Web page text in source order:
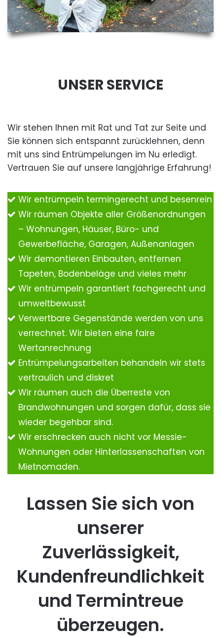
UNSER SERVICE
Wir stehen Ihnen mit Rat und Tat zur Seite und
Sie können sich entspannt zurücklehnen, denn
mit uns sind Entrümpelungen im Nu erledigt.
Vertrauen Sie auf unsere langjährige Erfahrung!
Wir entrümpeln termingerecht und besenrein
Wir räumen Objekte aller Größenordnungen
– Wohnungen, Häuser, Büro- und
Gewerbefläche, Garagen, Außenanlagen
Wir demontieren Einbauten, entfernen
Tapeten, Bodenbeläge und vieles mehr
Wir entrümpeln garantiert fachgerecht und
umweltbewusst
Verwertbare Gegenstände werden von uns
verrechnet. Wir bieten eine faire
Wertanrechnung
Entrümpelungsarbeiten behandeln wir stets
vertraulich und diskret
Wir räumen auch die Überreste von
Brandwohnungen und sorgen dafür, dass sie
wieder begehbar sind.
Wir erschrecken auch nicht vor Messie-
Wohnungen oder Hinterlassenschaften von
Mietnomaden.
Lassen Sie sich von
unserer
Zuverlässigkeit,
Kundenfreundlichkeit
und Termintreue
überzeugen.